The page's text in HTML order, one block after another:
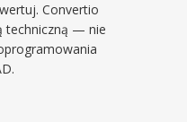
Convertio
techniczną — nie